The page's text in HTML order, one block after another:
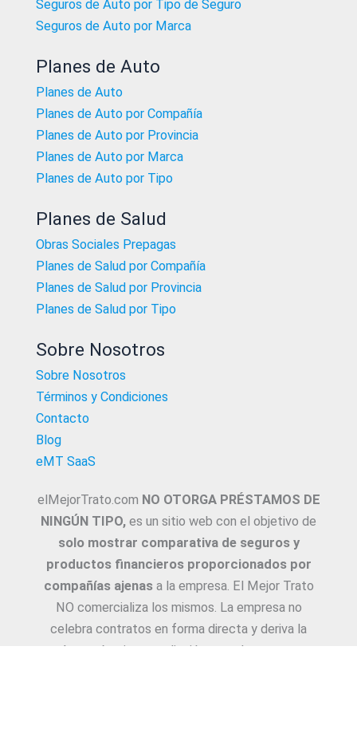
Seguros de Auto por Tipo de Seguro
Seguros de Auto por Marca
Planes de Auto
Planes de Auto
Planes de Auto por Compañía
Planes de Auto por Provincia
Planes de Auto por Marca
Planes de Auto por Tipo
Planes de Salud
Obras Sociales Prepagas
Planes de Salud por Compañía
Planes de Salud por Provincia
Planes de Salud por Tipo
Sobre Nosotros
Sobre Nosotros
Términos y Condiciones
Contacto
Blog
eMT SaaS
elMejorTrato.com NO OTORGA PRÉSTAMOS DE
NINGÚN TIPO, es un sitio web con el objetivo de
solo mostrar comparativa de seguros y
productos financieros proporcionados por
compañías ajenasa la empresa. El Mejor Trato
NO comercializa los mismos. La empresa no
celebra contratos en forma directa y deriva la
Asesoría e intermediación a productores y